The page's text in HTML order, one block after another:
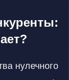
нулечного